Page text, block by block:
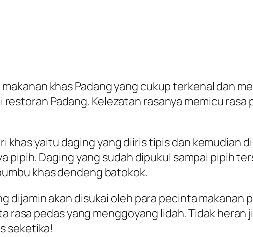
khas Padang yang cukup terkenal dan
Padang. Kelezatan rasanya memicu
khas yaitu daging yang diiris tipis dan kemudian
pipih. Daging yang sudah dipukul sampai pipih
khas dendeng batokok.
dijamin akan disukai oleh para pecinta makanan
rasa pedas yang menggoyang lidah. Tidak
seketika!